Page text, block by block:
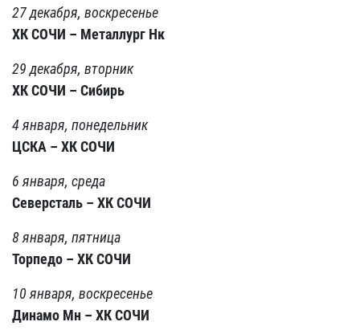
27 декабря, воскресенье
ХК СОЧИ – Металлург Нк
29 декабря, вторник
ХК СОЧИ – Сибирь
4 января, понедельник
ЦСКА – ХК СОЧИ
6 января, среда
Северсталь – ХК СОЧИ
8 января, пятница
Торпедо – ХК СОЧИ
10 января, воскресенье
Динамо Мн – ХК СОЧИ